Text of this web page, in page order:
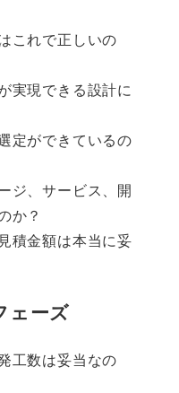
これで正しいの
実現できる設計に
定ができているの
ジ、サービス、開
か？
積金額は本当に妥
ェーズ
工数は妥当なの